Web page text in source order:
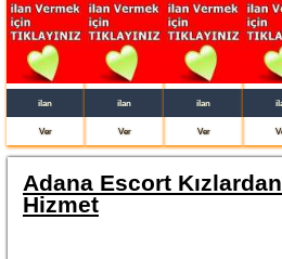
ilan
Ver
ilan
Ver
ilan
Ver
Adana Escort
Hizmet